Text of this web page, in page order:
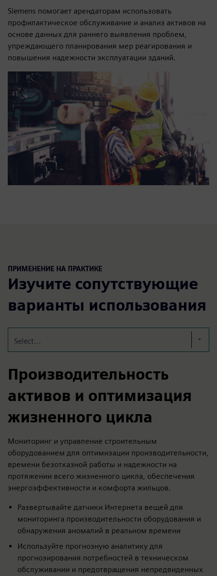
Siemens помогает арендаторам использовать
профилактическое обслуживание и анализ активов на
основе данных для раннего выявления проблем,
упреждающего планирования мер реагирования и
повышения надежности эксплуатации зданий.
ПРИМЕНЕНИЕ НА ПРАКТИКЕ
Изучите сопутствующие
варианты использования
Select...
Производительность
активов и оптимизация
жизненного цикла
Мониторинг и управление строительным
оборудованием для оптимизации производительности,
времени безотказной работы и надежности на
протяжении всего жизненного цикла, обеспечения
энергоэффективности и комфорта жильцов.
Развертывайте датчики Интернета вещей для
мониторинга производительности оборудования и
обнаружения аномалий в реальном времени
Используйте прогнозную аналитику для
прогнозирования потребностей в техническом
обслуживании и предотвращения непредвиденных